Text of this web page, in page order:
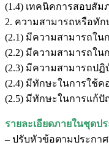
(1.4) เทคนิคการสอบสั
2. ความสามารถหรือทัก
(2.1) มีความสามารถใน
(2.2) มีความสามารถใน
(2.3) มีความสามารถป
(2.4) มีทักษะในการใช้ค
(2.5) มีทักษะในการแก้
รายละเอียดภายในชุดป
– ปรับหัวข้อตามประกา